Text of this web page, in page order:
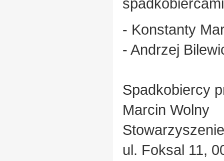
- Konstanty
- Andrzej
Spadkobiercy
Marcin Wolny
ul. Foksal 11,